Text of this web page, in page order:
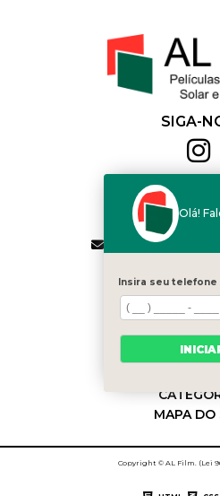
SIGA-
(11)
(11)
MENU
HOME
QUEM
BLOG
MAPA
Copyright © AL Film. (Lei
Olá!
Insira seu telefone